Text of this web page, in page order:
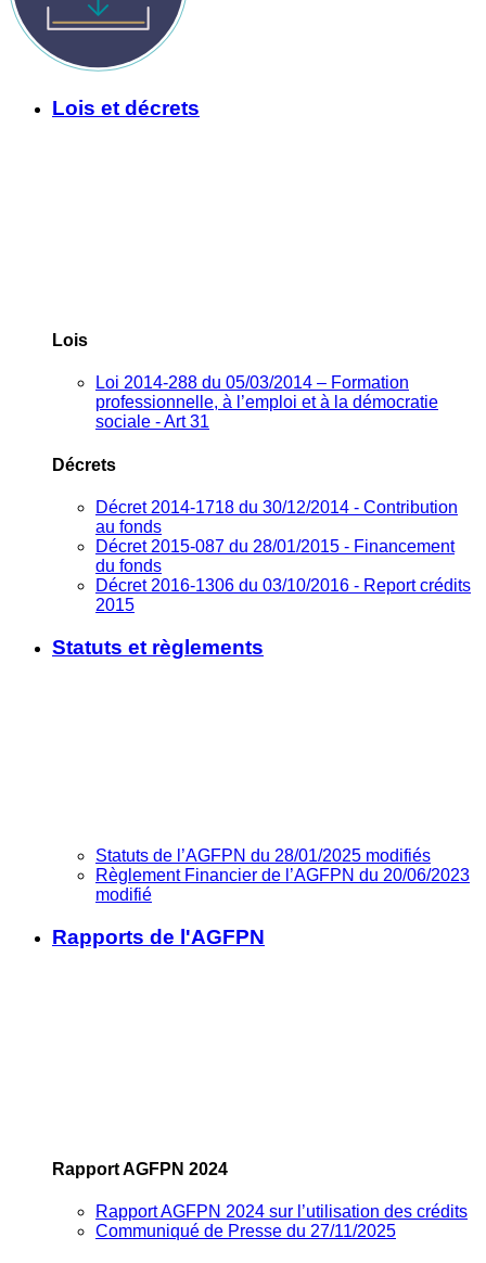
Lois et décrets
Lois
Loi 2014-288 du 05/03/2014 – Formation
professionnelle, à l’emploi et à la démocratie
sociale - Art 31
Décrets
Décret 2014-1718 du 30/12/2014 - Contribution
au fonds
Décret 2015-087 du 28/01/2015 - Financement
du fonds
Décret 2016-1306 du 03/10/2016 - Report crédits
2015
Statuts et règlements
Statuts de l’AGFPN du 28/01/2025 modifiés
Règlement Financier de l’AGFPN du 20/06/2023
modifié
Rapports de l'AGFPN
Rapport AGFPN 2024
Rapport AGFPN 2024 sur l’utilisation des crédits
Communiqué de Presse du 27/11/2025